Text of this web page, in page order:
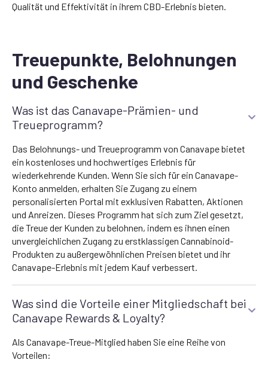
Qualität und Effektivität in ihrem CBD-Erlebnis bieten.
Treuepunkte, Belohnungen
und Geschenke
Was ist das Canavape-Prämien- und
Treueprogramm?
Das Belohnungs- und Treueprogramm von Canavape bietet
ein kostenloses und hochwertiges Erlebnis für
wiederkehrende Kunden. Wenn Sie sich für ein Canavape-
Konto anmelden, erhalten Sie Zugang zu einem
personalisierten Portal mit exklusiven Rabatten, Aktionen
und Anreizen. Dieses Programm hat sich zum Ziel gesetzt,
die Treue der Kunden zu belohnen, indem es ihnen einen
unvergleichlichen Zugang zu erstklassigen Cannabinoid-
Produkten zu außergewöhnlichen Preisen bietet und ihr
Canavape-Erlebnis mit jedem Kauf verbessert.
Was sind die Vorteile einer Mitgliedschaft bei
Canavape Rewards & Loyalty?
Als Canavape-Treue-Mitglied haben Sie eine Reihe von
Vorteilen: